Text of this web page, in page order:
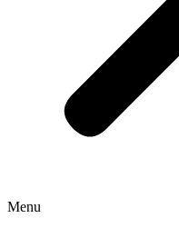
Menu